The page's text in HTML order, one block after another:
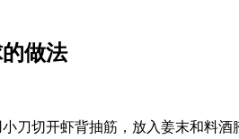
做法
刀切开虾背抽筋，放入姜末和料酒